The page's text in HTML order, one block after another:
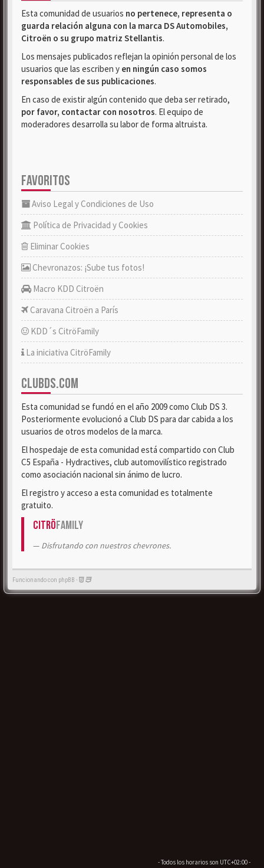
Esta comunidad de usuarios no pertenece, representa o
guarda relación alguna con la marca DS Automobiles,
Citroën o su grupo matriz Stellantis.
Los mensajes publicados reflejan la opinión personal de los
usuarios que las escriben y en ningún caso somos
responsables de sus publicaciones.
En caso de existir algún contenido que deba ser retirado,
por favor, contactar con nosotros. El equipo de
moderadores desarrolla su labor de forma altruista.
FAVORITOS
Aviso Legal y Condiciones de Uso
Política de Privacidad y Cookies
Eliminar Cookies
Chevronazos: ¡Sube tus fotos!
Macro KDD Citroën
Caravana Citroën a París
KDD´s CitröFamily
La iniciativa CitröFamily
CLUBDS.COM
Esta comunidad se fundó en el año 2009 como Club DS 3.
Posteriormente evolucionó a Club DS para dar cabida a los
usuarios de otros modelos de la marca.
El hospedaje de esta comunidad está compartido con Club
C5 España - Hydractives, club automovilístico registrado
como asociación nacional sin ánimo de lucro.
El registro y acceso a esta comunidad es totalmente
gratuito.
CitröFamily
Disfrutando con nuestros chevrones.
Funcionando con phpBB -
- Todos los horarios son UTC+02:00-